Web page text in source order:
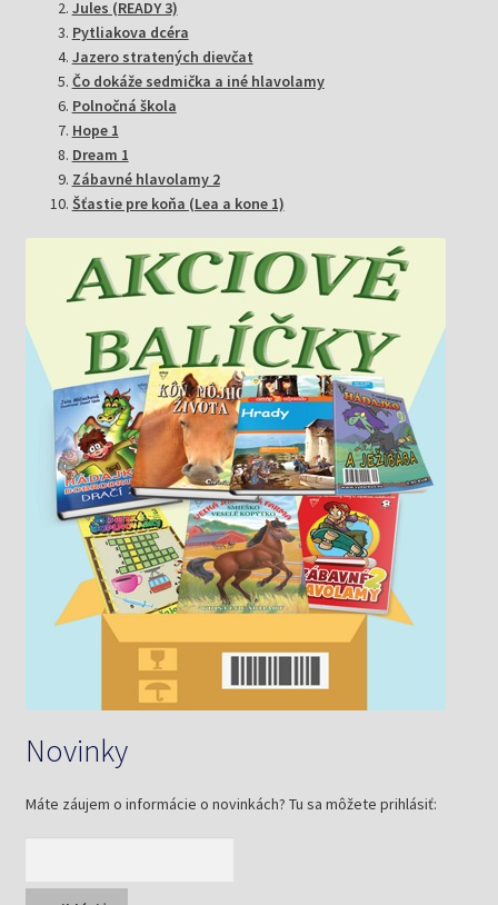
Jules (READY 3)
Pytliakova dcéra
Jazero stratených dievčat
Čo dokáže sedmička a iné hlavolamy
Polnočná škola
Hope 1
Dream 1
Zábavné hlavolamy 2
Šťastie pre koňa (Lea a kone 1)
Novinky
Máte záujem o informácie o novinkách? Tu sa môžete prihlásiť: